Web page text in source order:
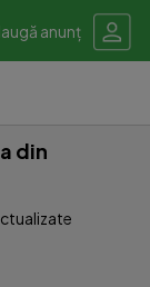
anunț
din